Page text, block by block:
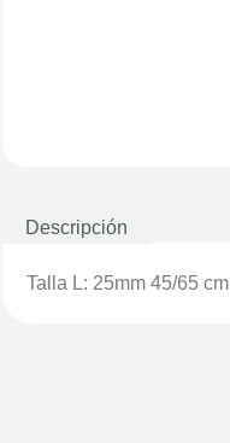
Descripción
Talla L: 25mm 45/65 cm